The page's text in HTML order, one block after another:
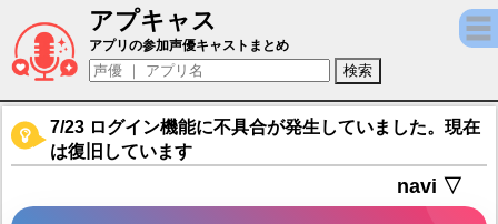
アプキャス
グレアム（声優：浅沼晋太郎)【夢王国と眠
アプリの参加声優キャストまとめ
7/23 ログイン機能に不具合が発生していました。現在
は復旧しています
navi ▽